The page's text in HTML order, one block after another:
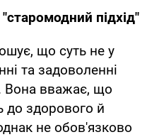
підхід"
що суть не у
та задоволенні
Вона вважає, що
до здорового й
не обов'язково